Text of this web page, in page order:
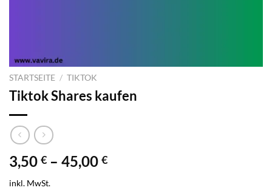
STARTSEITE / TIKTOK
Tiktok Shares kaufen
3,50 € – 45,00 €
inkl. MwSt.